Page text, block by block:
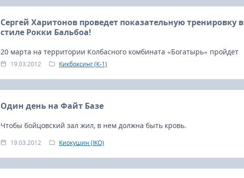
Сергей Харитонов проведет показательную тренировку в
стиле Рокки Бальбоа!
20 марта на территории Колбасного комбината «Богатырь» пройдет
самая оригинальная показательная тренировка знаменитого в мире
19.03.2012 Кикбоксинг (К-1)
Один день на Файт Базе
Чтобы бойцовский зал жил, в нем должна быть кровь.
19.03.2012 Киокушин (IKO)